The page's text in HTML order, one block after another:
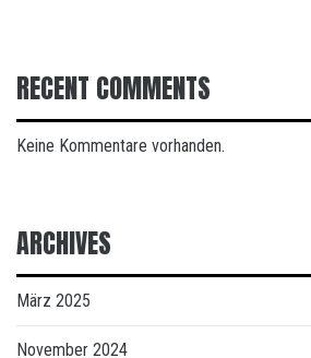
RECENT COMMENTS
Keine Kommentare vorhanden.
ARCHIVES
März 2025
November 2024